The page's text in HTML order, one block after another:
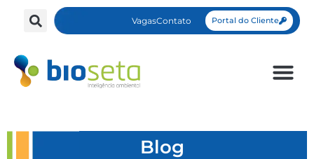
VagasContato Portal do Cliente
Blog